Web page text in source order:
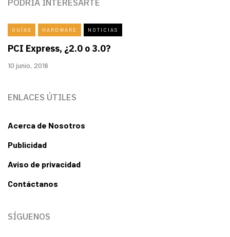
PODRÍA INTERESARTE
GUÍAS HARDWARE NOTICIAS
PCI Express, ¿2.0 o 3.0?
10 junio, 2016
ENLACES ÚTILES
Acerca de Nosotros
Publicidad
Aviso de privacidad
Contáctanos
SÍGUENOS